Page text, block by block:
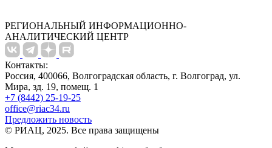
РЕГИОНАЛЬНЫЙ ИНФОРМАЦИОННО-
АНАЛИТИЧЕСКИЙ ЦЕНТР
Контакты:
Россия, 400066, Волгоградская область, г. Волгоград, ул.
Мира, зд. 19, помещ. 1
+7 (8442) 25-19-25
office@riac34.ru
Предложить новость
© РИАЦ, 2025. Все права защищены